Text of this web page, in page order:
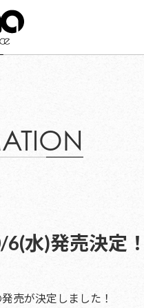
6(水)発売決定
売が決定しました！